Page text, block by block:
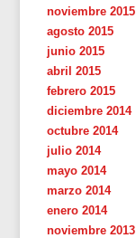
noviembre 2015
agosto 2015
junio 2015
abril 2015
febrero 2015
diciembre 2014
octubre 2014
julio 2014
mayo 2014
marzo 2014
enero 2014
noviembre 2013